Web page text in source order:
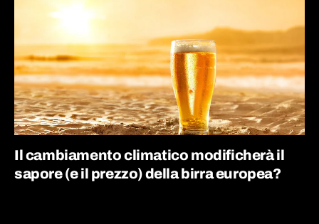
Il cambiamento climatico modificherà il
sapore (e il prezzo) della birra europea?